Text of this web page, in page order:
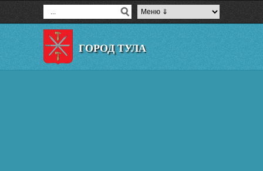
ГОРОД ТУЛА